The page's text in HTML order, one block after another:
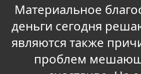
Материальное
деньги сегодня
являются также
проблем